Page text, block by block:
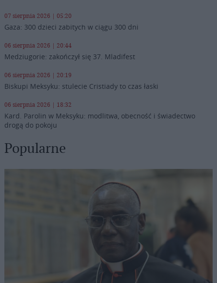
07 sierpnia 2026 | 05:20
Gaza: 300 dzieci zabitych w ciągu 300 dni
06 sierpnia 2026 | 20:44
Medziugorie: zakończył się 37. Mladifest
06 sierpnia 2026 | 20:19
Biskupi Meksyku: stulecie Cristiady to czas łaski
06 sierpnia 2026 | 18:32
Kard. Parolin w Meksyku: modlitwa, obecność i świadectwo
drogą do pokoju
Popularne